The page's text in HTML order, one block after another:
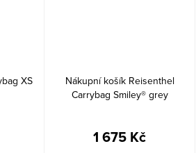
XS
Nákupní košík Reisenthel
Carrybag Smiley® grey
1 675 Kč